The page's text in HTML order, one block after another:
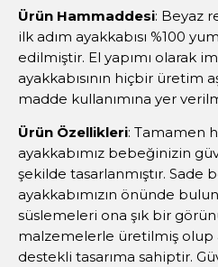
Ürün Hammaddesi: Beyaz
ilk adım ayakkabısı %100
edilmiştir. El yapımı olarak
ayakkabısının hiçbir üretim
madde kullanımına yer
Ürün Özellikleri: Tamamen
ayakkabımız bebeğinizin
şekilde tasarlanmıştır. Sade
ayakkabımızın önünde
süslemeleri ona şık bir
malzemelerle üretilmiş olup
destekli tasarıma sahiptir.